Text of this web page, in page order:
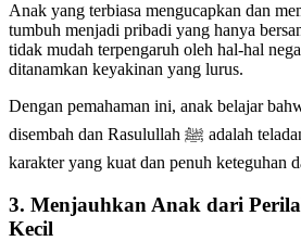
Anak yang terbiasa mengucapkan dan
tumbuh menjadi pribadi yang hanya
tidak mudah terpengaruh oleh hal-hal
ditanamkan keyakinan yang lurus.
Dengan pemahaman ini, anak belajar
disembah dan Rasulullah ﷺ adalah teladan utama. Ini membentuk
karakter yang kuat dan penuh keteguhan
3. Menjauhkan Anak dari
Kecil